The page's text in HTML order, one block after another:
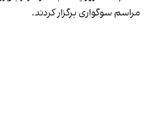
مراسم سوگواری برگزار کردند.